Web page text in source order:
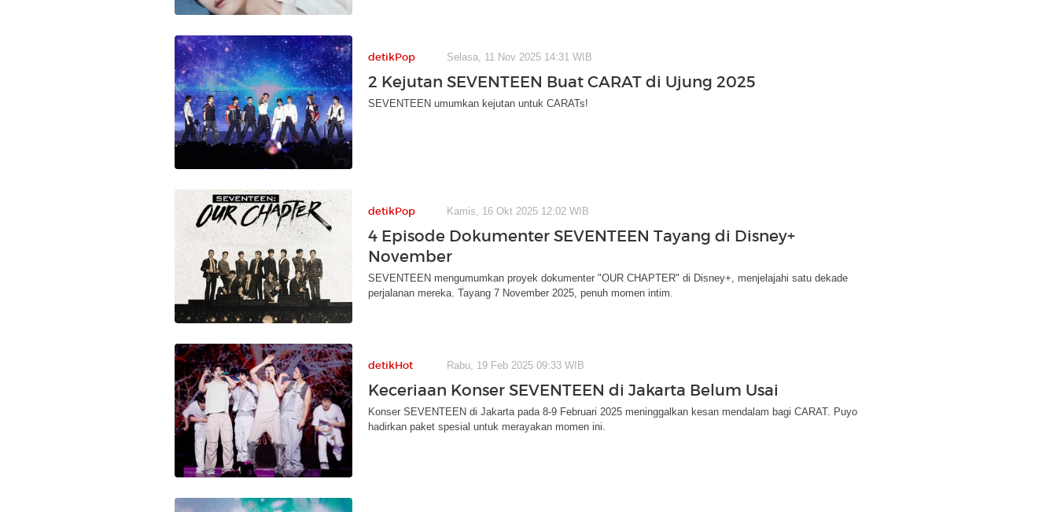
detikPop Selasa, 11 Nov 2025 14:31 WIB
2 Kejutan SEVENTEEN Buat CARAT di Ujung 2025
SEVENTEEN umumkan kejutan untuk CARATs!
detikPop Kamis, 16 Okt 2025 12:02 WIB
4 Episode Dokumenter SEVENTEEN Tayang di Disney+
November
SEVENTEEN mengumumkan proyek dokumenter "OUR CHAPTER" di Disney+, menjelajahi satu dekade
perjalanan mereka. Tayang 7 November 2025, penuh momen intim.
detikHot Rabu, 19 Feb 2025 09:33 WIB
Keceriaan Konser SEVENTEEN di Jakarta Belum Usai
Konser SEVENTEEN di Jakarta pada 8-9 Februari 2025 meninggalkan kesan mendalam bagi CARAT. Puyo
hadirkan paket spesial untuk merayakan momen ini.